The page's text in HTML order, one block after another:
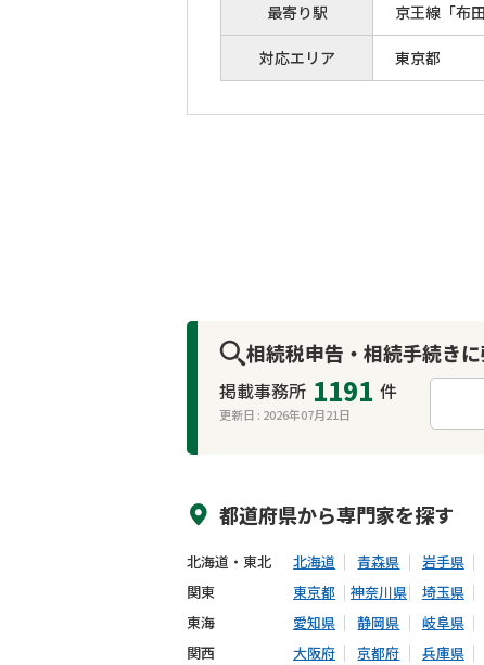
最寄り駅 京王線「布
対応エリア 東京都
相続税申告・相続手続き
掲載事務所 1191 件
更新日 : 2026年07月21日
都道府県から専門家を探す
北海道・東北 北海道 青森県 岩手県
関東
東京都 神奈川県 埼玉県
東海
愛知県 静岡県 岐阜県
関西
大阪府 京都府 兵庫県